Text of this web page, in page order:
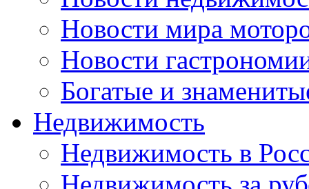
Новости мира
Новости
Богатые и
Недвижимость
Недвижимость в